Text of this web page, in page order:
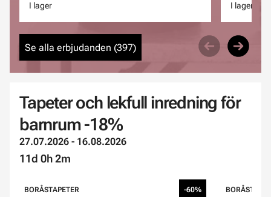
I lager
I lager
Se alla erbjudanden (397)
Tapeter och lekfull inredning för
barnrum -18%
27.07.2026 - 16.08.2026
11d 0h 2m
BORÅSTAPETER -60%